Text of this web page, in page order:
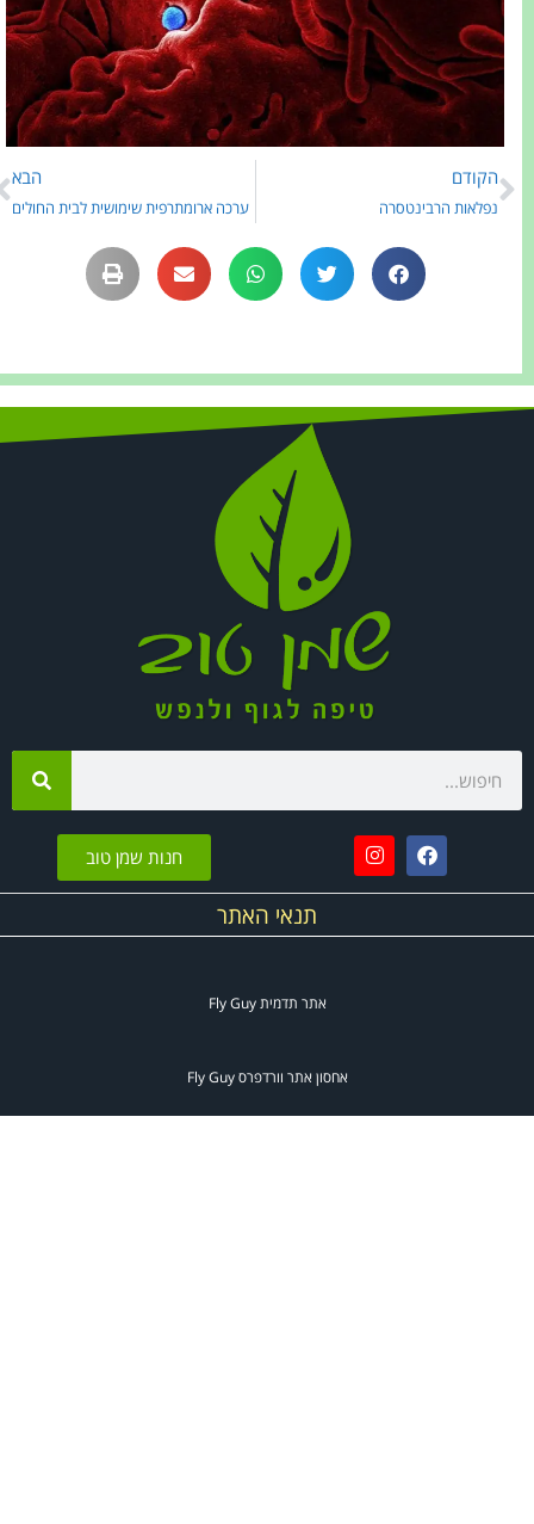
הקודם
נפלאות הרבינטסרה
הבא
ערכה ארומתרפית שימושית לבית החולים
חנות שמן טוב
תנאי האתר
אתר תדמיתFly Guy
אחסון אתר וורדפרסFly Guy